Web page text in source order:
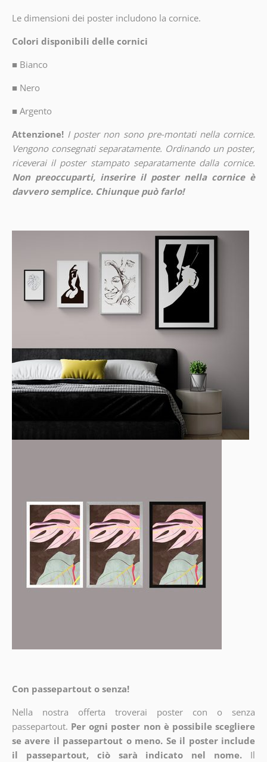
Le dimensioni dei poster includono la cornice.
Colori disponibili delle cornici
■ Bianco
■ Nero
■ Argento
Attenzione! I poster non sono pre-montati nella cornice.
Vengono consegnati separatamente. Ordinando un poster,
riceverai il poster stampato separatamente dalla cornice.
Non preoccuparti, inserire il poster nella cornice è
davvero semplice. Chiunque può farlo!
Con passepartout o senza!
Nella nostra offerta troverai poster con o senza
passepartout. Per ogni poster non è possibile scegliere
se avere il passepartout o meno. Se il poster include
il passepartout, ciò sarà indicato nel nome.
Il